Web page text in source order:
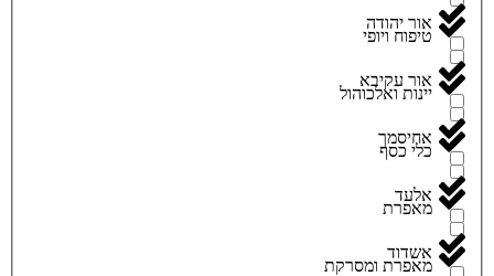
טיפוח ויופי
יינות ואלכוהול
כלי כסף
מאפרת
מאפרת ומסרקת
אור יהודה
אור עקיבא
אחיסמך
אלעד
אשדוד